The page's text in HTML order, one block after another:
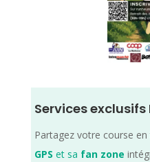
Services exclusifs
Partagez votre course
GPS et sa fan zone